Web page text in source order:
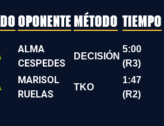
OPONENTE MÉTODO TIEMPO
ALMA
CESPEDES
DECISIÓN
5:00
(R3)
MARISOL
RUELAS
TKO
1:47
(R2)